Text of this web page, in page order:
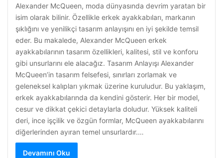
Alexander McQueen, moda dünyasında devrim yaratan bir
isim olarak bilinir. Özellikle erkek ayakkabıları, markanın
şıklığını ve yenilikçi tasarım anlayışını en iyi şekilde temsil
eder. Bu makalede, Alexander McQueen erkek
ayakkabılarının tasarım özellikleri, kalitesi, stil ve konforu
gibi unsurlarını ele alacağız. Tasarım Anlayışı Alexander
McQueen’in tasarım felsefesi, sınırları zorlamak ve
geleneksel kalıpları yıkmak üzerine kuruludur. Bu yaklaşım,
erkek ayakkabılarında da kendini gösterir. Her bir model,
cesur ve dikkat çekici detaylarla doludur. Yüksek kaliteli
deri, ince işçilik ve özgün formlar, McQueen ayakkabılarını
diğerlerinden ayıran temel unsurlardır.…
Devamını Oku